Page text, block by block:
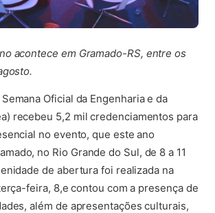
acontece em Gramado-RS, entre os
Oficial da Engenharia e da
recebeu 5,2 mil credenciamentos para
no evento, que este ano
no Rio Grande do Sul, de 8 a 11
de abertura foi realizada na
feira, 8,e contou com a presença de
além de apresentações culturais,